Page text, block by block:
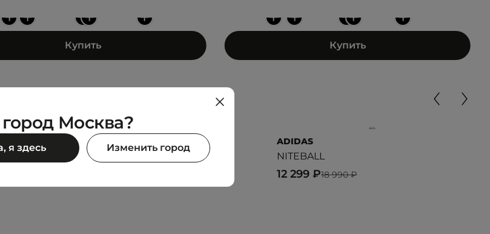
+
+ + +
+
Купить
+
+
+ +
+
Купить
ADIDAS
NITEBALL
ADIDAS
NITEBALL
18 990 ₽
12 299 ₽
Москва?
я здесь Изменить город